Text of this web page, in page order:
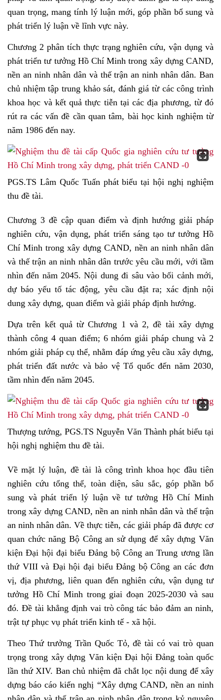
quan trọng, mang tính lý luận mới, góp phần bổ sung và
phát triển lý luận về lĩnh vực này.
Chương 2 phân tích thực trạng nghiên cứu, vận dụng và
phát triển tư tưởng Hồ Chí Minh trong xây dựng CAND,
nền an ninh nhân dân và thế trận an ninh nhân dân. Ban
chủ nhiệm tập trung khảo sát, đánh giá từ các công trình
khoa học và kết quả thực tiễn tại các địa phương, từ đó
rút ra các vấn đề cần quan tâm, bài học kinh nghiệm từ
năm 1986 đến nay.
PGS.TS Lâm Quốc Tuấn phát biểu tại hội nghị nghiệm
thu đề tài.
Chương 3 đề cập quan điểm và định hướng giải pháp
nghiên cứu, vận dụng, phát triển sáng tạo tư tưởng Hồ
Chí Minh trong xây dựng CAND, nền an ninh nhân dân
và thế trận an ninh nhân dân trước yêu cầu mới, với tầm
nhìn đến năm 2045. Nội dung đi sâu vào bối cảnh mới,
dự báo yếu tố tác động, yêu cầu đặt ra; xác định nội
dung xây dựng, quan điểm và giải pháp định hướng.
Dựa trên kết quả từ Chương 1 và 2, đề tài xây dựng
thành công 4 quan điểm; 6 nhóm giải pháp chung và 2
nhóm giải pháp cụ thể, nhằm đáp ứng yêu cầu xây dựng,
phát triển đất nước và bảo vệ Tổ quốc đến năm 2030,
tầm nhìn đến năm 2045.
Thượng tướng, PGS.TS Nguyễn Văn Thành phát biểu tại
hội nghị nghiệm thu đề tài.
Về mặt lý luận, đề tài là công trình khoa học đầu tiên
nghiên cứu tổng thể, toàn diện, sâu sắc, góp phần bổ
sung và phát triển lý luận về tư tưởng Hồ Chí Minh
trong xây dựng CAND, nền an ninh nhân dân và thế trận
an ninh nhân dân. Về thực tiễn, các giải pháp đã được cơ
quan chức năng Bộ Công an sử dụng để xây dựng Văn
kiện Đại hội đại biểu Đảng bộ Công an Trung ương lần
thứ VIII và Đại hội đại biểu Đảng bộ Công an các đơn
vị, địa phương, liên quan đến nghiên cứu, vận dụng tư
tưởng Hồ Chí Minh trong giai đoạn 2025-2030 và sau
đó. Đề tài khẳng định vai trò công tác bảo đảm an ninh,
trật tự phục vụ phát triển kinh tế - xã hội.
Theo Thứ trưởng Trần Quốc Tỏ, đề tài có vai trò quan
trọng trong xây dựng Văn kiện Đại hội Đảng toàn quốc
lần thứ XIV. Ban chủ nhiệm đã chắt lọc nội dung để xây
dựng báo cáo kiến nghị “Xây dựng CAND, nền an ninh